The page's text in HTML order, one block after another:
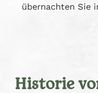
übernachten Sie
Historie